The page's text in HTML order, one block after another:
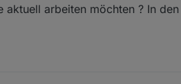
arbeiten möchten ? In